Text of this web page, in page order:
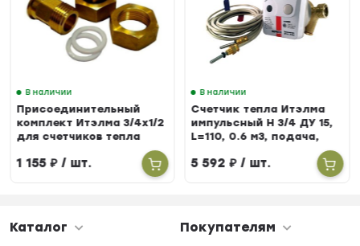
В наличии
Присоединительный
комплект Итэлма 3/4х1/2
для счетчиков тепла
1 155₽/ шт.
В наличии
Счетчик тепла Итэлма
импульсный Н 3/4 ДУ 15,
L=110, 0.6 м3, подача,
5 592₽/ шт.
Каталог Покупателям